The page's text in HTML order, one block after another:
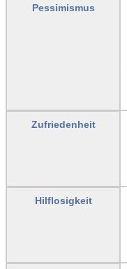
Pessimismus
Zufriedenheit
Hilflosigkeit